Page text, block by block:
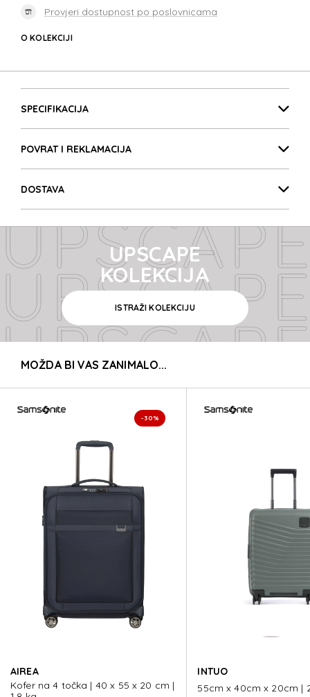
Provjeri dostupnost po poslovnicama
O KOLEKCIJI
SPECIFIKACIJA
POVRAT I REKLAMACIJA
DOSTAVA
UPSCAPE
UPSCAPE
UPSCAPE
UPSCAPE
UPSCAPE
UPSCAPE
UPSCAPE
UPSCAPE
UPSCAPE
UPSCAPE
UPSCAPE
UPSCAPE
UPSCAPE
KOLEKCIJA
ISTRAŽI KOLEKCIJU
MOŽDA BI VAS ZANIMALO...
-30%
AIREA
Kofer na 4 točka | 40 x 55 x 20 cm |
INTUO
55cm x 40cm x 20cm |